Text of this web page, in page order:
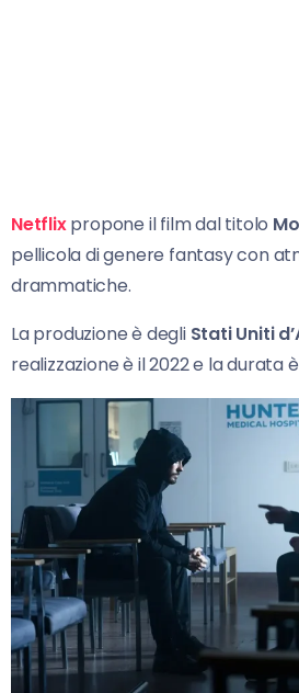
Netflixpropone il film dal titolo
pellicola di genere fantasy con
drammatiche.
La produzione è degli Stati Uniti
realizzazione è il 2022 e la durata